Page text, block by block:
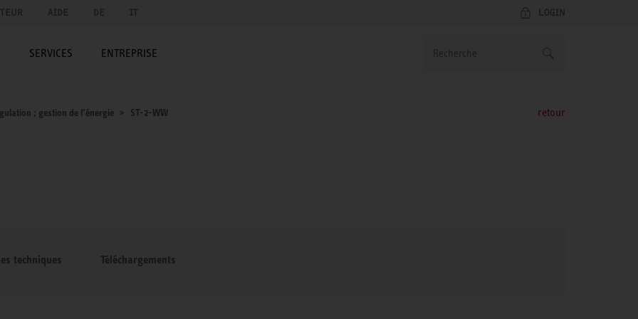
AIDE DE IT LOGIN
SERVICES ENTREPRISE
; gestion de l’énergie ST-2-WW retour
techniques Téléchargements